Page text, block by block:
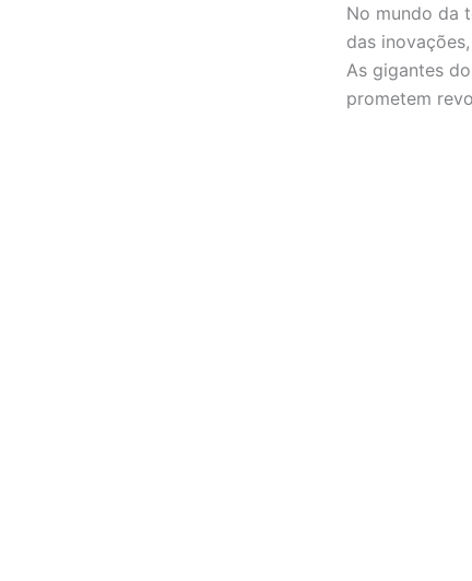
No mundo da
das
As gigantes
prometem